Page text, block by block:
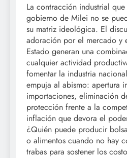
La contracción industrial
gobierno de Milei no se
su matriz ideológica. El
adoración por el mercado y
Estado generan una
cualquier actividad
fomentar la industria
empuja al abismo: apertura
importaciones, eliminación
protección frente a la
inflación que devora el
¿Quién puede producir
o alimentos cuando no hay
trabas para sostener los